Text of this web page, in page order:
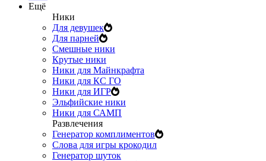
Ещё
Ники
Для девушек
Для парней
Смешные ники
Крутые ники
Ники для Майнкрафта
Ники для КС ГО
Ники для ИГР
Эльфийские ники
Ники для САМП
Развлечения
Генератор комплиментов
Слова для игры крокодил
Генератор шуток